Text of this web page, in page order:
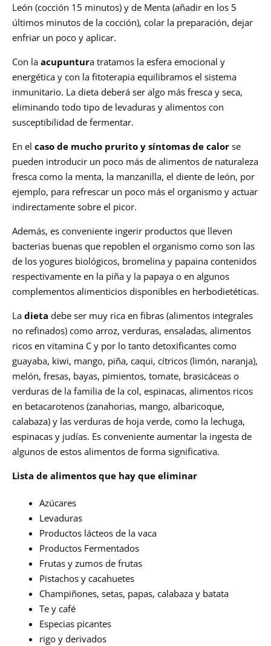
León (cocción 15 minutos) y de Menta (añadir en los 5
últimos minutos de la cocción), colar la preparación, dejar
enfriar un poco y aplicar.
Con la acupuntura tratamos la esfera emocional y
energética y con la fitoterapia equilibramos el sistema
inmunitario. La dieta deberá ser algo más fresca y seca,
eliminando todo tipo de levaduras y alimentos con
susceptibilidad de fermentar.
En el caso de mucho prurito y síntomas de calor se
pueden introducir un poco más de alimentos de naturaleza
fresca como la menta, la manzanilla, el diente de león, por
ejemplo, para refrescar un poco más el organismo y actuar
indirectamente sobre el picor.
Además, es conveniente ingerir productos que lleven
bacterias buenas que repoblen el organismo como son las
de los yogures biológicos, bromelina y papaina contenidos
respectivamente en la piña y la papaya o en algunos
complementos alimenticios disponibles en herbodietéticas.
La dieta debe ser muy rica en fibras (alimentos integrales
no refinados) como arroz, verduras, ensaladas, alimentos
ricos en vitamina C y por lo tanto detoxificantes como
guayaba, kiwi, mango, piña, caqui, cítricos (limón, naranja),
melón, fresas, bayas, pimientos, tomate, brasicáceas o
verduras de la familia de la col, espinacas, alimentos ricos
en betacarotenos (zanahorias, mango, albaricoque,
calabaza) y las verduras de hoja verde, como la lechuga,
espinacas y judías. Es conveniente aumentar la ingesta de
algunos de estos alimentos de forma significativa.
Lista de alimentos que hay que eliminar
Azúcares
Levaduras
Productos lácteos de la vaca
Productos Fermentados
Frutas y zumos de frutas
Pistachos y cacahuetes
Champiñones, setas, papas, calabaza y batata
Te y café
Especias picantes
rigo y derivados